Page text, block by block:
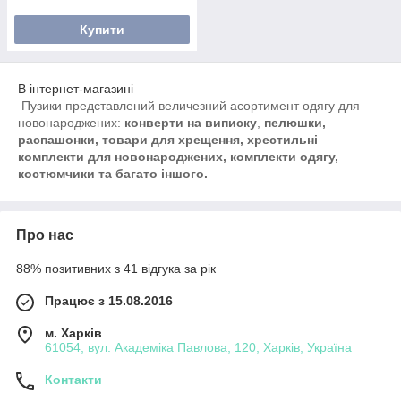
теплоти!
Купити
В інтернет-магазині
Пузики представлений величезний асортимент одягу для
новонароджених: конверти на виписку пелюшки,
распашонки, товари для хрещення, хрестильні
комплекти для новонароджених, комплекти одягу,
костюмчики та багато іншого.
Про нас
88% позитивних з 41 відгука за рік
Працює з 15.08.2016
м. Харків
61054, вул. Академіка Павлова, 120, Харків, Україна
Контакти